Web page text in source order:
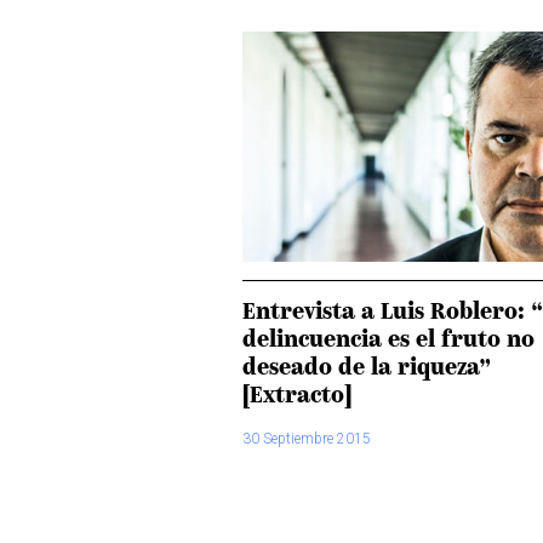
Entrevista a Luis Roblero:
delincuencia es el fruto no
deseado de la riqueza”
[Extracto]
30 Septiembre 2015